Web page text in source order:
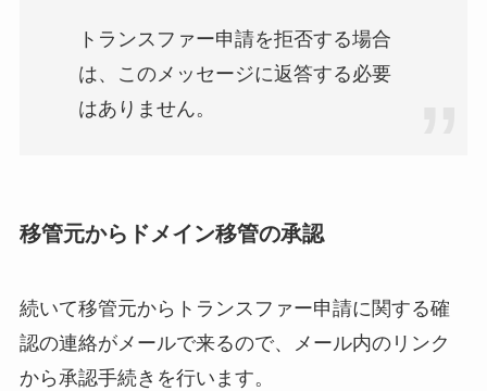
トランスファー申請を拒否する場合
は、このメッセージに返答する必要
はありません。
移管元からドメイン移管の承認
続いて移管元からトランスファー申請に関する確
認の連絡がメールで来るので、メール内のリンク
から承認手続きを行います。